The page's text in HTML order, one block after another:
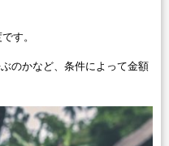
す。
のかなど、条件によって金額